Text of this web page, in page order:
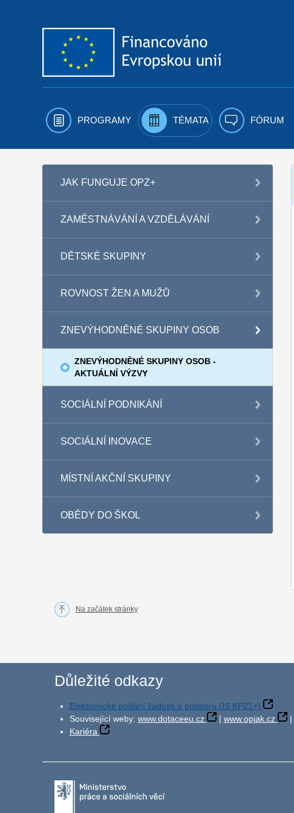
PROGRAMY TÉMATA FÓRUM
JAK FUNGUJE OPZ+
ZAMĚSTNÁVÁNÍ A VZDĚLÁVÁNÍ
DĚTSKÉ SKUPINY
ROVNOST ŽEN A MUŽŮ
ZNEVÝHODNĚNÉ SKUPINY OSOB
ZNEVÝHODNĚNÉ SKUPINY OSOB -
AKTUÁLNÍ VÝZVY
SOCIÁLNÍ PODNIKÁNÍ
SOCIÁLNÍ INOVACE
MÍSTNÍ AKČNÍ SKUPINY
OBĚDY DO ŠKOL
Na začátek stránky
Důležité odkazy
Elektronické podání žádosti o podporu (IS KP21+)
Související weby: www.dotaceeu.cz | www.opjak.cz |
Kariéra